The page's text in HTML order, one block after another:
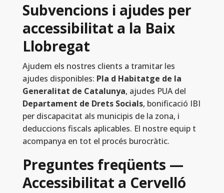
Subvencions i ajudes per
accessibilitat a la Baix
Llobregat
Ajudem els nostres clients a tramitar les
ajudes disponibles: Pla d Habitatge de la
Generalitat de Catalunya, ajudes PUA del
Departament de Drets Socials, bonificació IBI
per discapacitat als municipis de la zona, i
deduccions fiscals aplicables. El nostre equip t
acompanya en tot el procés burocràtic.
Preguntes freqüents —
Accessibilitat a Cervelló